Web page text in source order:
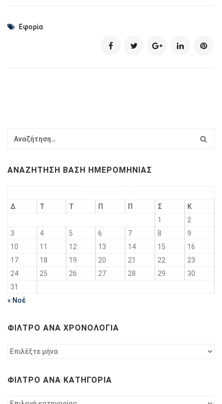
Εφορία
ΑΝΑΖΉΤΗΣΗ ΒΆΣΗ ΗΜΕΡΟΜΗΝΊΑΣ
Δ
Τ Τ Π Π Σ
Κ
1
2
3
4 5 6 7 8
9
10
11 12 13 14 15
16
17
18 19 20 21 22
23
24
25 26 27 28 29
30
31
« Νοέ
ΦΊΛΤΡΟ ΑΝΆ ΧΡΟΝΟΛΟΓΊΑ
Φίλτρο
ΦΊΛΤΡΟ ΑΝΆ ΚΑΤΗΓΟΡΊΑ
Φίλτρο